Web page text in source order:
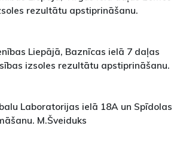
rezultātu apstiprināšanu.
Liepājā, Baznīcas ielā 7 daļas
izsoles rezultātu apstiprināšanu.
Laboratorijas ielā 18A un Spīdolas
M.Šveiduks